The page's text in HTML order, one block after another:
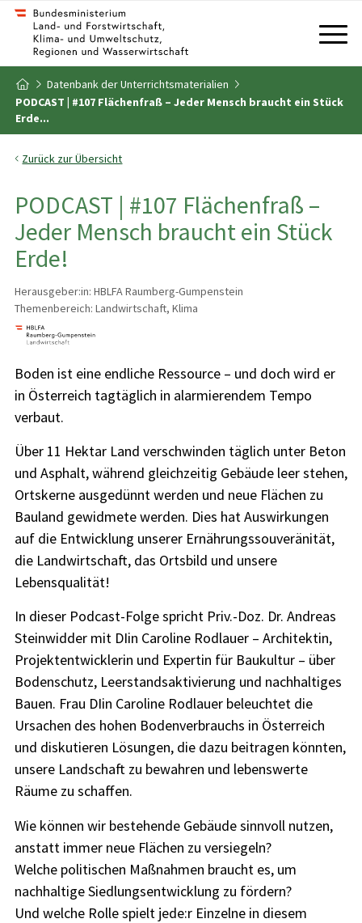
Zum Inhalt
Zum Inhaltsverzeichnis
Zur Startseite
Datenbank der Unterrichtsmaterialien
PODCAST | #107 Flächenfraß – Jeder Mensch braucht ein Stück
Erde...
Zurück zur Übersicht
PODCAST | #107 Flächenfraß –
Jeder Mensch braucht ein Stück
Erde!
Herausgeber:in: HBLFA Raumberg-Gumpenstein
Themenbereich: Landwirtschaft, Klima
Boden ist eine endliche Ressource – und doch wird er
in Österreich tagtäglich in alarmierendem Tempo
verbaut.
Über 11 Hektar Land verschwinden täglich unter Beton
und Asphalt, während gleichzeitig Gebäude leer stehen,
Ortskerne ausgedünnt werden und neue Flächen zu
Bauland gewidmete werden. Dies hat Auswirkungen
auf die Entwicklung unserer Ernährungssouveränität,
die Landwirtschaft, das Ortsbild und unsere
Lebensqualität!
In dieser Podcast-Folge spricht Priv.-Doz. Dr. Andreas
Steinwidder mit DIin Caroline Rodlauer – Architektin,
Projektentwicklerin und Expertin für Baukultur – über
Bodenschutz, Leerstandsaktivierung und nachhaltiges
Bauen. Frau DIin Caroline Rodlauer beleuchtet die
Ursachen des hohen Bodenverbrauchs in Österreich
und diskutieren Lösungen, die dazu beitragen könnten,
unsere Landschaft zu bewahren und lebenswerte
Räume zu schaffen.
Wie können wir bestehende Gebäude sinnvoll nutzen,
anstatt immer neue Flächen zu versiegeln?
Welche politischen Maßnahmen braucht es, um
nachhaltige Siedlungsentwicklung zu fördern?
Und welche Rolle spielt jede:r Einzelne in diesem